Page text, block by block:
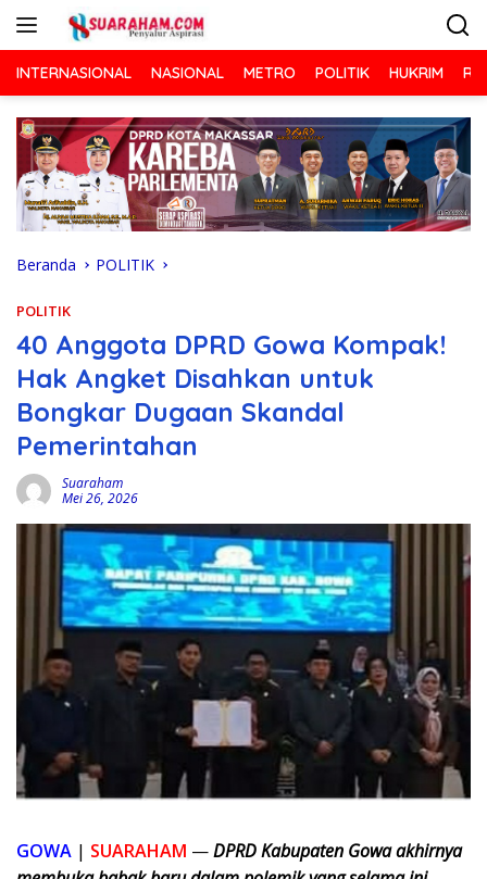
INTERNASIONAL NASIONAL METRO POLITIK HUKRIM
Beranda POLITIK
POLITIK
40 Anggota DPRD Gowa Kompak!
Hak Angket Disahkan untuk
Bongkar Dugaan Skandal
Pemerintahan
Suaraham
Mei 26, 2026
GOWA | SUARAHAM —DPRD Kabupaten Gowa akhirnya